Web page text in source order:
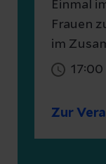
Einmal
Frauen
im
17:00
Zur